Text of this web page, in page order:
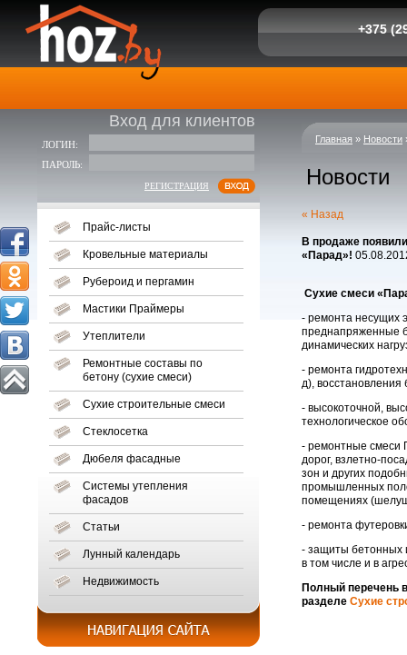
+375
Вход для клиентов
ЛОГИН:
ПАРОЛЬ:
РЕГИСТРАЦИЯ
Прайс-листы
Кровельные материалы
Рубероид и пергамин
Мастики Праймеры
Утеплители
Ремонтные составы по
бетону (сухие смеси)
Сухие строительные смеси
Стеклосетка
Дюбеля фасадные
Системы утепления
фасадов
Статьи
Лунный календарь
Недвижимость
Главная » Новости
Новости
« Назад
В продаже
«Парад»!
Cухие смеси
- ремонта несущих
преднапряженные
динамических
- ремонта
д), восстановления
- высокоточной,
технологическое
- ремонтные смеси
дорог, взлетно-
зон и других
промышленных
помещениях
- ремонта
- защиты бетонных
в том числе и в
Полный перечень
разделе Сухие